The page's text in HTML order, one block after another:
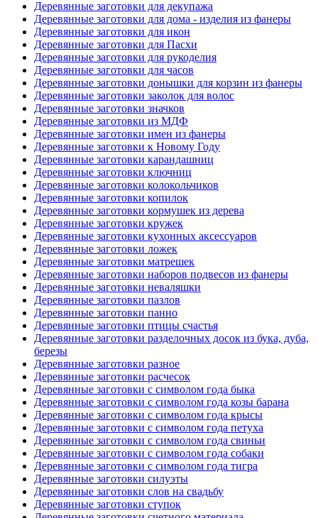
Деревянные заготовки для декупажа
Деревянные заготовки для дома - изделия из фанеры
Деревянные заготовки для икон
Деревянные заготовки для Пасхи
Деревянные заготовки для рукоделия
Деревянные заготовки для часов
Деревянные заготовки донышки для корзин из фанеры
Деревянные заготовки заколок для волос
Деревянные заготовки значков
Деревянные заготовки из МДФ
Деревянные заготовки имен из фанеры
Деревянные заготовки к Новому Году
Деревянные заготовки карандашниц
Деревянные заготовки ключниц
Деревянные заготовки колокольчиков
Деревянные заготовки копилок
Деревянные заготовки кормушек из дерева
Деревянные заготовки кружек
Деревянные заготовки кухонных аксессуаров
Деревянные заготовки ложек
Деревянные заготовки матрешек
Деревянные заготовки наборов подвесов из фанеры
Деревянные заготовки неваляшки
Деревянные заготовки пазлов
Деревянные заготовки панно
Деревянные заготовки птицы счастья
Деревянные заготовки разделочных досок из бука, дуба,
березы
Деревянные заготовки разное
Деревянные заготовки расчесок
Деревянные заготовки с символом года быка
Деревянные заготовки с символом года козы барана
Деревянные заготовки с символом года крысы
Деревянные заготовки с символом года петуха
Деревянные заготовки с символом года свиньи
Деревянные заготовки с символом года собаки
Деревянные заготовки с символом года тигра
Деревянные заготовки силуэты
Деревянные заготовки слов на свадьбу
Деревянные заготовки ступок